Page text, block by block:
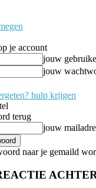
je account
jouw
jouw
hulp krijgen
terug
jouw
naar je gemaild